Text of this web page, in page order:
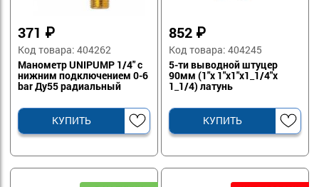
371 ₽
Код товара: 404262
Манометр UNIPUMP 1/4" с
нижним подключением 0-6
bar Ду55 радиальный
КУПИТЬ
852 ₽
Код товара: 404245
5-ти выводной штуцер
90мм (1"х 1"х1"х1_1/4"х
1_1/4) латунь
КУПИТЬ